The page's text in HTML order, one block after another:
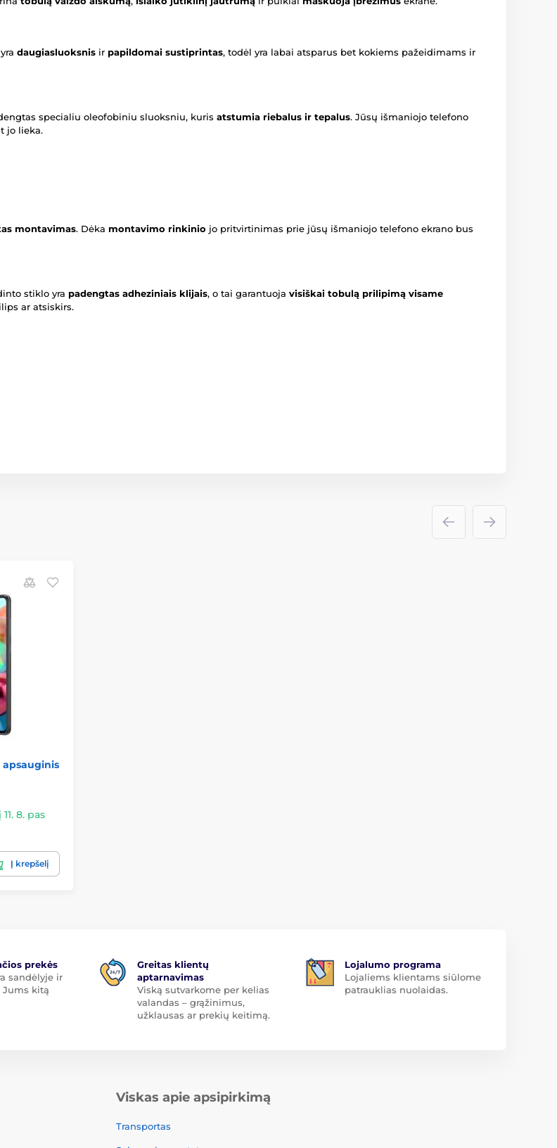
daugiasluoksnis ir papildomai sustiprintas, todėl yra labai atsparus bet kokiems pažeidimams ir
specialiu oleofobiniu sluoksniu, kuris atstumia riebalus ir tepalus. Jūsų išmaniojo telefono
jo lieka.
montavimas. Dėka montavimo rinkinio jo pritvirtinimas prie jūsų išmaniojo telefono ekrano bus
stiklo yra padengtas adheziniais klijais, o tai garantuoja visiškai tobulą prilipimą visame
ar atsiskirs.
apsauginis
8. pas
Į krepšelį
prekės
sandėlyje ir
Jums kitą
Greitas klientų
aptarnavimas
Viską sutvarkome per kelias
valandas – grąžinimus,
užklausas ar prekių keitimą.
Lojalumo programa
Lojaliems klientams siūlome
patrauklias nuolaidas.
Viskas apie apsipirkimą
Transportas